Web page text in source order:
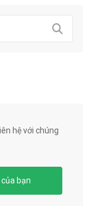
hệ với chúng
bạn